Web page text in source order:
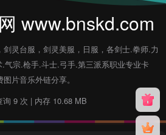
www.bnskd.com
灵台服，剑灵美服，日服，各剑士.拳师.力
气宗.枪手.斗士.弓手.第三派系职业专业卡
片音乐外链分享。
9 次 | 内存 10.68 MB